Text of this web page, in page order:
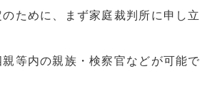
ために、まず家庭裁判所に申し立
等内の親族・検察官などが可能で